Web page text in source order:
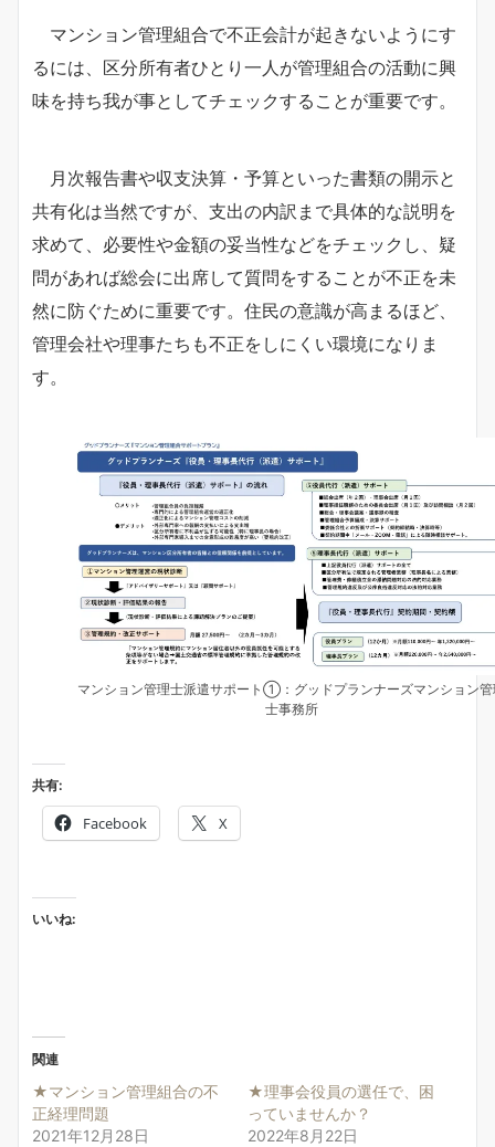
マンション管理組合で不正会計が起きないようにす
るには、区分所有者ひとり一人が管理組合の活動に興
味を持ち我が事としてチェックすることが重要です。
月次報告書や収支決算・予算といった書類の開示と
共有化は当然ですが、支出の内訳まで具体的な説明を
求めて、必要性や金額の妥当性などをチェックし、疑
問があれば総会に出席して質問をすることが不正を未
然に防ぐために重要です。住民の意識が高まるほど、
管理会社や理事たちも不正をしにくい環境になりま
す。
マンション管理士派遣サポート①：グッドプランナーズマンション管
士事務所
共有:
Facebook X
いいね:
関連
★マンション管理組合の不
正経理問題
2021年12月28日
★理事会役員の選任で、困
っていませんか？
2022年8月22日